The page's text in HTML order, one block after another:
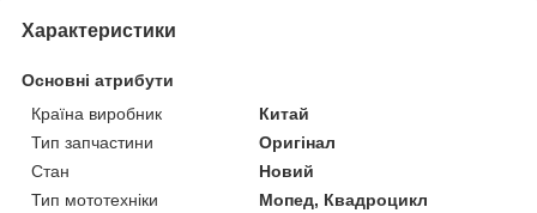
Характеристики
Основні атрибути
Країна виробник
Китай
Тип запчастини
Оригінал
Стан
Новий
Тип мототехніки
Мопед, Квадроцикл